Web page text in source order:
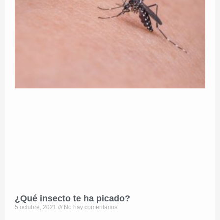
¿Qué insecto te ha picado?
5 octubre, 2021 No hay comentarios